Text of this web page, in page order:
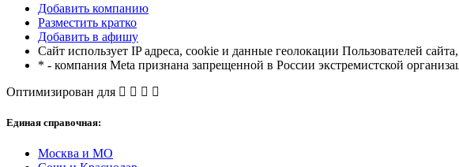
Добавить компанию
Разместить кратко
Добавить в афишу
Сайт использует IP адреса, cookie и данные геолокации Пользователей
* - компания Meta признана запрещенной в России экстремистской
Оптимизирован для
Единая справочная:
Москва и МО